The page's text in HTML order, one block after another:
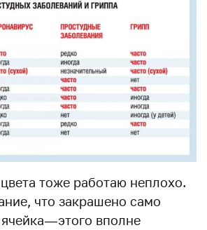
тоже работаю неплохо.
что закрашено само
— этого вполне